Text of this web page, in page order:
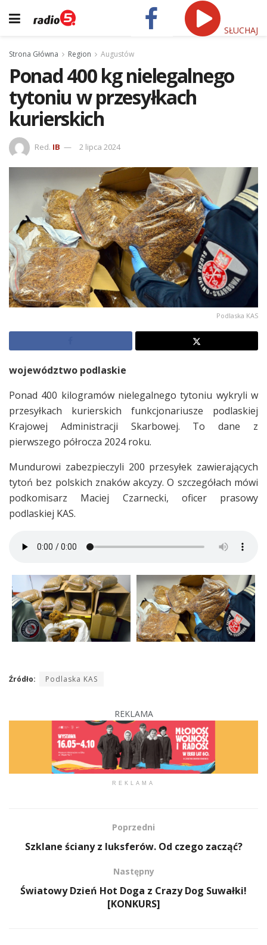
SŁUCHAJ
Strona Główna Region Augustów
Ponad 400 kg nielegalnego
tytoniu w przesyłkach
kurierskich
Red. IB 2 lipca 2024
Podlaska KAS
województwo podlaskie
Ponad 400 kilogramów nielegalnego tytoniu wykryli w
przesyłkach kurierskich funkcjonariusze podlaskiej
Krajowej Administracji Skarbowej. To dane z
pierwszego półrocza 2024 roku.
Mundurowi zabezpieczyli 200 przesyłek zawierających
tytoń bez polskich znaków akcyzy. O szczegółach mówi
podkomisarz Maciej Czarnecki, oficer prasowy
podlaskiej KAS.
Źródło: Podlaska KAS
REKLAMA
REKLAMA
Poprzedni
Szklane ściany z luksferów. Od czego zacząć?
Następny
Światowy Dzień Hot Doga z Crazy Dog Suwałki!
[KONKURS]